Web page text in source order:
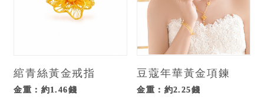
綰青絲黃金戒指
金重：約1.46錢
豆蔻年華黃金項鍊
金重：約2.25錢